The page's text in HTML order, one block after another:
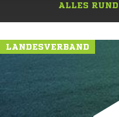
ALLES
LANDESVERBAND